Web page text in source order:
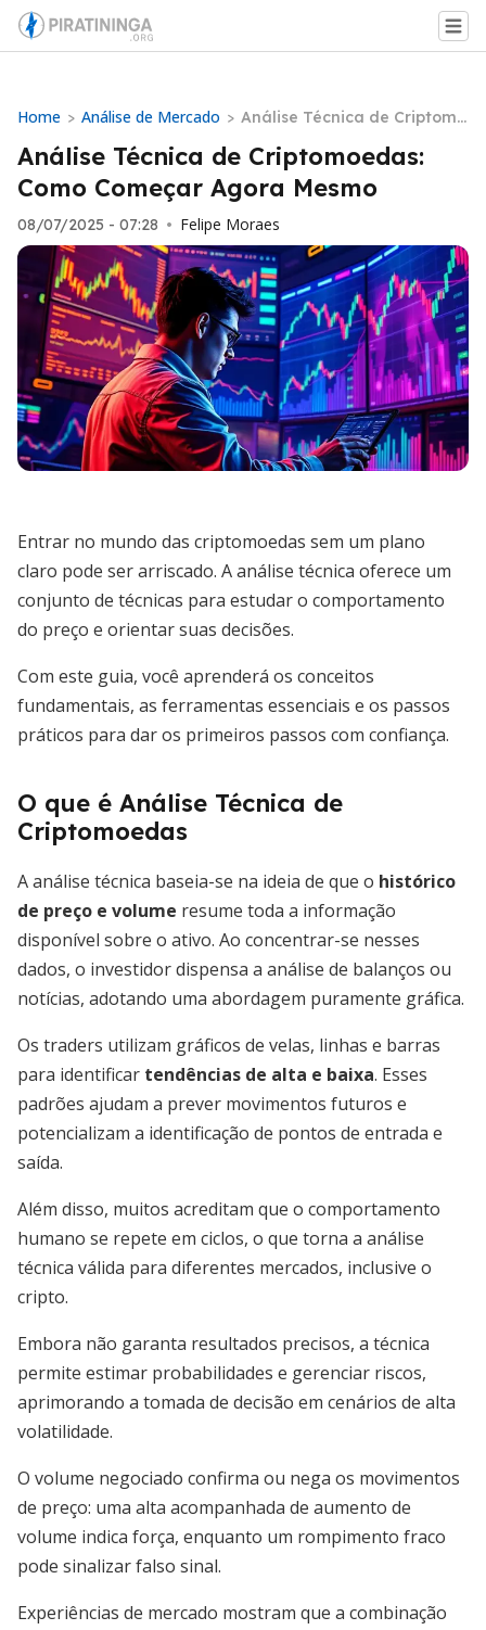
Home > Análise de Mercado > Análise Técnica de Criptomo
edas: Como Começar Agora
Mesmo
Análise Técnica de Criptomoedas:
Como Começar Agora Mesmo
08/07/2025 - 07:28 • Felipe Moraes
Entrar no mundo das criptomoedas sem um plano
claro pode ser arriscado. A análise técnica oferece um
conjunto de técnicas para estudar o comportamento
do preço e orientar suas decisões.
Com este guia, você aprenderá os conceitos
fundamentais, as ferramentas essenciais e os passos
práticos para dar os primeiros passos com confiança.
O que é Análise Técnica de
Criptomoedas
A análise técnica baseia-se na ideia de que o histórico
de preço e volume resume toda a informação
disponível sobre o ativo. Ao concentrar-se nesses
dados, o investidor dispensa a análise de balanços ou
notícias, adotando uma abordagem puramente gráfica.
Os traders utilizam gráficos de velas, linhas e barras
para identificar tendências de alta e baixa. Esses
padrões ajudam a prever movimentos futuros e
potencializam a identificação de pontos de entrada e
saída.
Além disso, muitos acreditam que o comportamento
humano se repete em ciclos, o que torna a análise
técnica válida para diferentes mercados, inclusive o
cripto.
Embora não garanta resultados precisos, a técnica
permite estimar probabilidades e gerenciar riscos,
aprimorando a tomada de decisão em cenários de alta
volatilidade.
O volume negociado confirma ou nega os movimentos
de preço: uma alta acompanhada de aumento de
volume indica força, enquanto um rompimento fraco
pode sinalizar falso sinal.
Experiências de mercado mostram que a combinação